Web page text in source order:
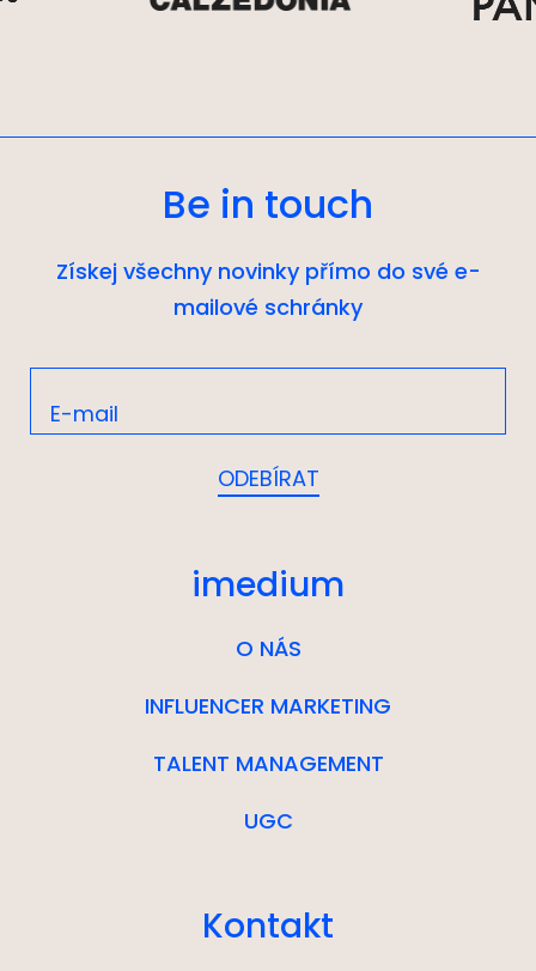
Be in touch
Získej všechny novinky přímo do své e-
mailové schránky
imedium
O NÁS
INFLUENCER MARKETING
TALENT MANAGEMENT
UGC
Kontakt